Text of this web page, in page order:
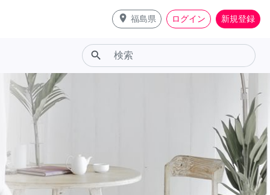
place 福島県 ログイン 新規登録
search